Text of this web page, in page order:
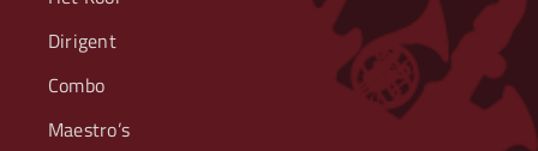
Dirigent
Combo
Maestro’s